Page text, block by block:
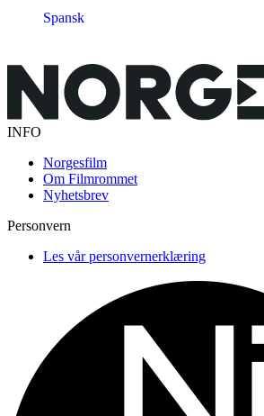
Spansk
INFO
Norgesfilm
Om Filmrommet
Nyhetsbrev
Personvern
Les vår personvernerklæring